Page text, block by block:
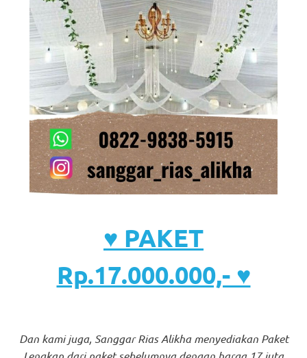
♥ PAKET
Rp.17.000.000,- ♥
Dan kami juga, Sanggar Rias Alikha menyediakan Paket